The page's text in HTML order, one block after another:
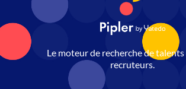
Le moteur de recherche de
recruteurs.